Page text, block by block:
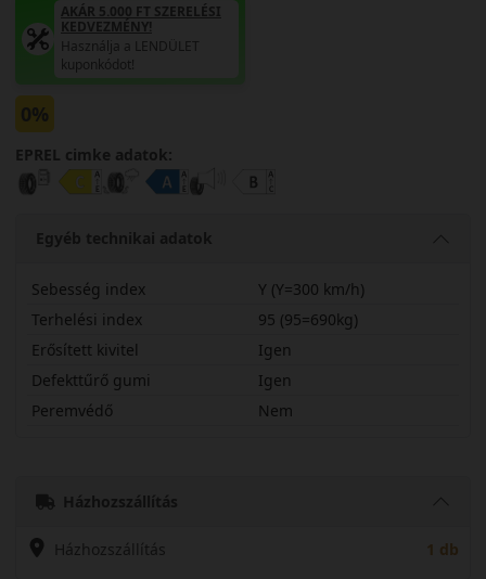
AKÁR 5.000 FT SZERELÉSI
KEDVEZMÉNY!
Használja a LENDÜLET
kuponkódot!
0%
EPREL cimke adatok:
Egyéb technikai adatok
Sebesség index
Y (Y=300 km/h)
Terhelési index
95 (95=690kg)
Erősített kivitel
Igen
Defekttűrő gumi
Igen
Peremvédő
Nem
Házhozszállítás
Házhozszállítás 1 db